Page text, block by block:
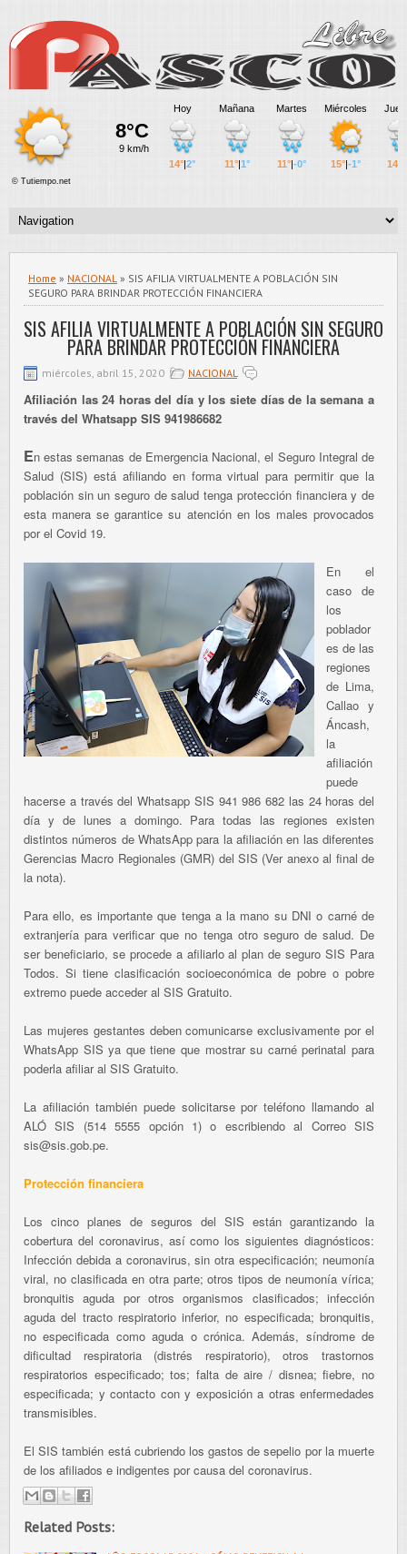
Home » NACIONAL » SIS AFILIA VIRTUALMENTE A POBLACIÓN SIN
SEGURO PARA BRINDAR PROTECCIÓN FINANCIERA
SIS AFILIA VIRTUALMENTE A POBLACIÓN SIN SEGURO
PARA BRINDAR PROTECCIÓN FINANCIERA
miércoles, abril 15, 2020 NACIONAL
Afiliación las 24 horas del día y los siete días de la semana a
través del Whatsapp SIS 941986682
En estas semanas de Emergencia Nacional, el Seguro Integral de
Salud (SIS) está afiliando en forma virtual para permitir que la
población sin un seguro de salud tenga protección financiera y de
esta manera se garantice su atención en los males provocados
por el Covid 19.
En el
caso de
los
poblador
es de las
regiones
de Lima,
Callao y
Áncash,
la
afiliación
puede
hacerse a través del Whatsapp SIS 941 986 682 las 24 horas del
día y de lunes a domingo. Para todas las regiones existen
distintos números de WhatsApp para la afiliación en las diferentes
Gerencias Macro Regionales (GMR) del SIS (Ver anexo al final de
la nota).
Para ello, es importante que tenga a la mano su DNI o carné de
extranjería para verificar que no tenga otro seguro de salud. De
ser beneficiario, se procede a afiliarlo al plan de seguro SIS Para
Todos. Si tiene clasificación socioeconómica de pobre o pobre
extremo puede acceder al SIS Gratuito.
Las mujeres gestantes deben comunicarse exclusivamente por el
WhatsApp SIS ya que tiene que mostrar su carné perinatal para
poderla afiliar al SIS Gratuito.
La afiliación también puede solicitarse por teléfono llamando al
ALÓ SIS (514 5555 opción 1) o escribiendo al Correo SIS
sis@sis.gob.pe.
Protección financiera
Los cinco planes de seguros del SIS están garantizando la
cobertura del coronavirus, así como los siguientes diagnósticos:
Infección debida a coronavirus, sin otra especificación; neumonía
viral, no clasificada en otra parte; otros tipos de neumonía vírica;
bronquitis aguda por otros organismos clasificados; infección
aguda del tracto respiratorio inferior, no especificada; bronquitis,
no especificada como aguda o crónica. Además, síndrome de
dificultad respiratoria (distrés respiratorio), otros trastornos
respiratorios especificado; tos; falta de aire / disnea; fiebre, no
especificada; y contacto con y exposición a otras enfermedades
transmisibles.
El SIS también está cubriendo los gastos de sepelio por la muerte
de los afiliados e indigentes por causa del coronavirus.
Related Posts: